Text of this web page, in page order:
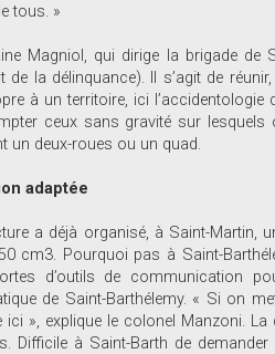
tous. »
Magniol, qui dirige la brigade de
de la délinquance). Il s’agit de
à un territoire, ici
ceux sans gravité sur lesquels
un deux-roues ou un quad.
adaptée
a déjà organisé, à Saint-Martin,
cm3. Pourquoi pas à Saint-
d’outils de communication
de Saint-Barthélemy. « Si on
ici », explique le colonel Manzoni.
Difficile à Saint-Barth de